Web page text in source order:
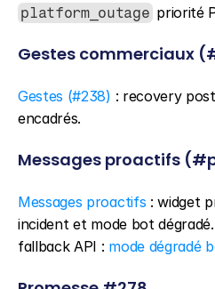
platform_outage priorité
Gestes commerciaux
Gestes (#238) : recovery
encadrés.
Messages proactifs
Messages proactifs : widget
incident et mode bot
fallback API : mode dégradé